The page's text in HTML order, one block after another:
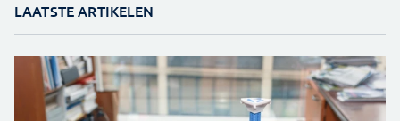
LAATSTE ARTIKELEN